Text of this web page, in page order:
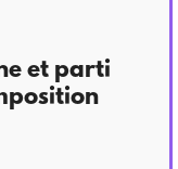
et parti